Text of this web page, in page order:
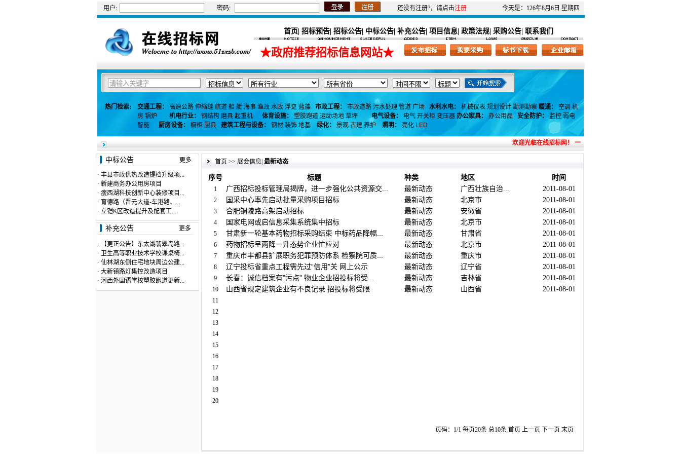
用户: 密码: 还没有注册?，请点击注册 今天是：126年8月6日 星期四
首页 招标预告| 招标公告| 中标公告| 补充公告| 项目信息| 政策法规| 采购公告| 联系我们
★政府推荐招标信息网站★
热门检索: 交通工程： 高速公路 伸缩缝 航道 船 艇 海事 渔政 水政 浮趸 蓝藻 市政工程： 市政道路 污水处理 管道 广场 水利水电： 机械仪表 规划设计 勘测勘察 暖通： 空调 机
房 锅炉 机电行业： 钢结构 磨具 起重机 体育设施： 塑胶跑道 运动场地 草坪 电气设备： 电气 开关柜 变压器 办公家具： 办公用品 安全防护： 监控 弱电
智能
厨房设备： 橱柜 厨具 建筑工程与设备： 钢材 装饰 地基 绿化： 景观 古建 养护 照明： 亮化 LED
欢迎光临在线招标网！ 一切商机，尽在在线招标网！ 在线招标
中标公告 更多
· 丰县市政供热改造提档升级项...
· 新建商务办公用房项目
· 瘦西湖科技创新中心装修项目...
· 育德路（晋元大道-车港路、...
· 立铠K区改造提升及配套工...
补充公告 更多
·
【更正公告】东太湖翡翠岛路...
·
卫生高等职业技术学校课桌椅...
· 仙林湖东侧住宅地块周边公建...
· 大新镇路灯集控改造项目
· 河西外国语学校塑胶跑道更新...
首页 >> 展会信息 最新动态
序号 标题 种类 地区 时间
1 广西招标投标管理局揭牌，进一步强化公共资源交... 最新动态 广西壮族自治... 2011-08-01
2 国采中心率先启动批量采购项目招标 最新动态 北京市 2011-08-01
3 合肥铜陵路高架启动招标 最新动态 安徽省 2011-08-01
4 国家电网或启信息采集系统集中招标 最新动态 北京市 2011-08-01
5 甘肃新一轮基本药物招标采购结束 中标药品降幅... 最新动态 甘肃省 2011-08-01
6 药物招标呈两降一升态势企业忙应对 最新动态 北京市 2011-08-01
7 重庆市丰都县扩展职务犯罪预防体系 检察院可质... 最新动态 重庆市 2011-08-01
8 辽宁投标省重点工程需先过“信用”关 网上公示 最新动态 辽宁省 2011-08-01
9 长春：诚信档案有"污点" 物业企业招投标将受... 最新动态 吉林省 2011-08-01
10 山西省规定建筑企业有不良记录 招投标将受限 最新动态 山西省 2011-08-01
11
12
13
14
15
16
17
18
19
20
页码：1/1 每页20条 总10条 首页 上一页 下一页 末页